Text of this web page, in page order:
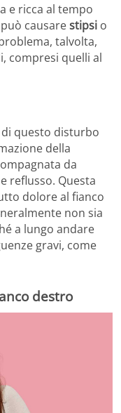
e ricca al tempo
causarestipsi o
talvolta,
compresi quelli al
di questo disturbo
della
da
e reflusso. Questa
dolore al fianco
non sia
a lungo andare
gravi, come
destro